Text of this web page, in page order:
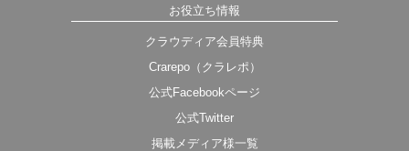
お役立ち情報
クラウディア会員特典
Crarepo（クラレポ）
公式Facebookページ
公式Twitter
掲載メディア様一覧